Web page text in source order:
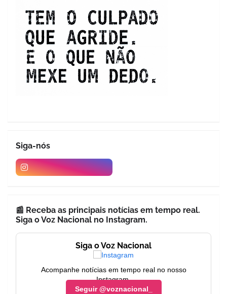
Siga-nós
📰 Receba as principais notícias em tempo real.
Siga o Voz Nacional no Instagram.
Siga o Voz Nacional
Acompanhe notícias em tempo real no nosso
Instagram.
Seguir @voznacional_